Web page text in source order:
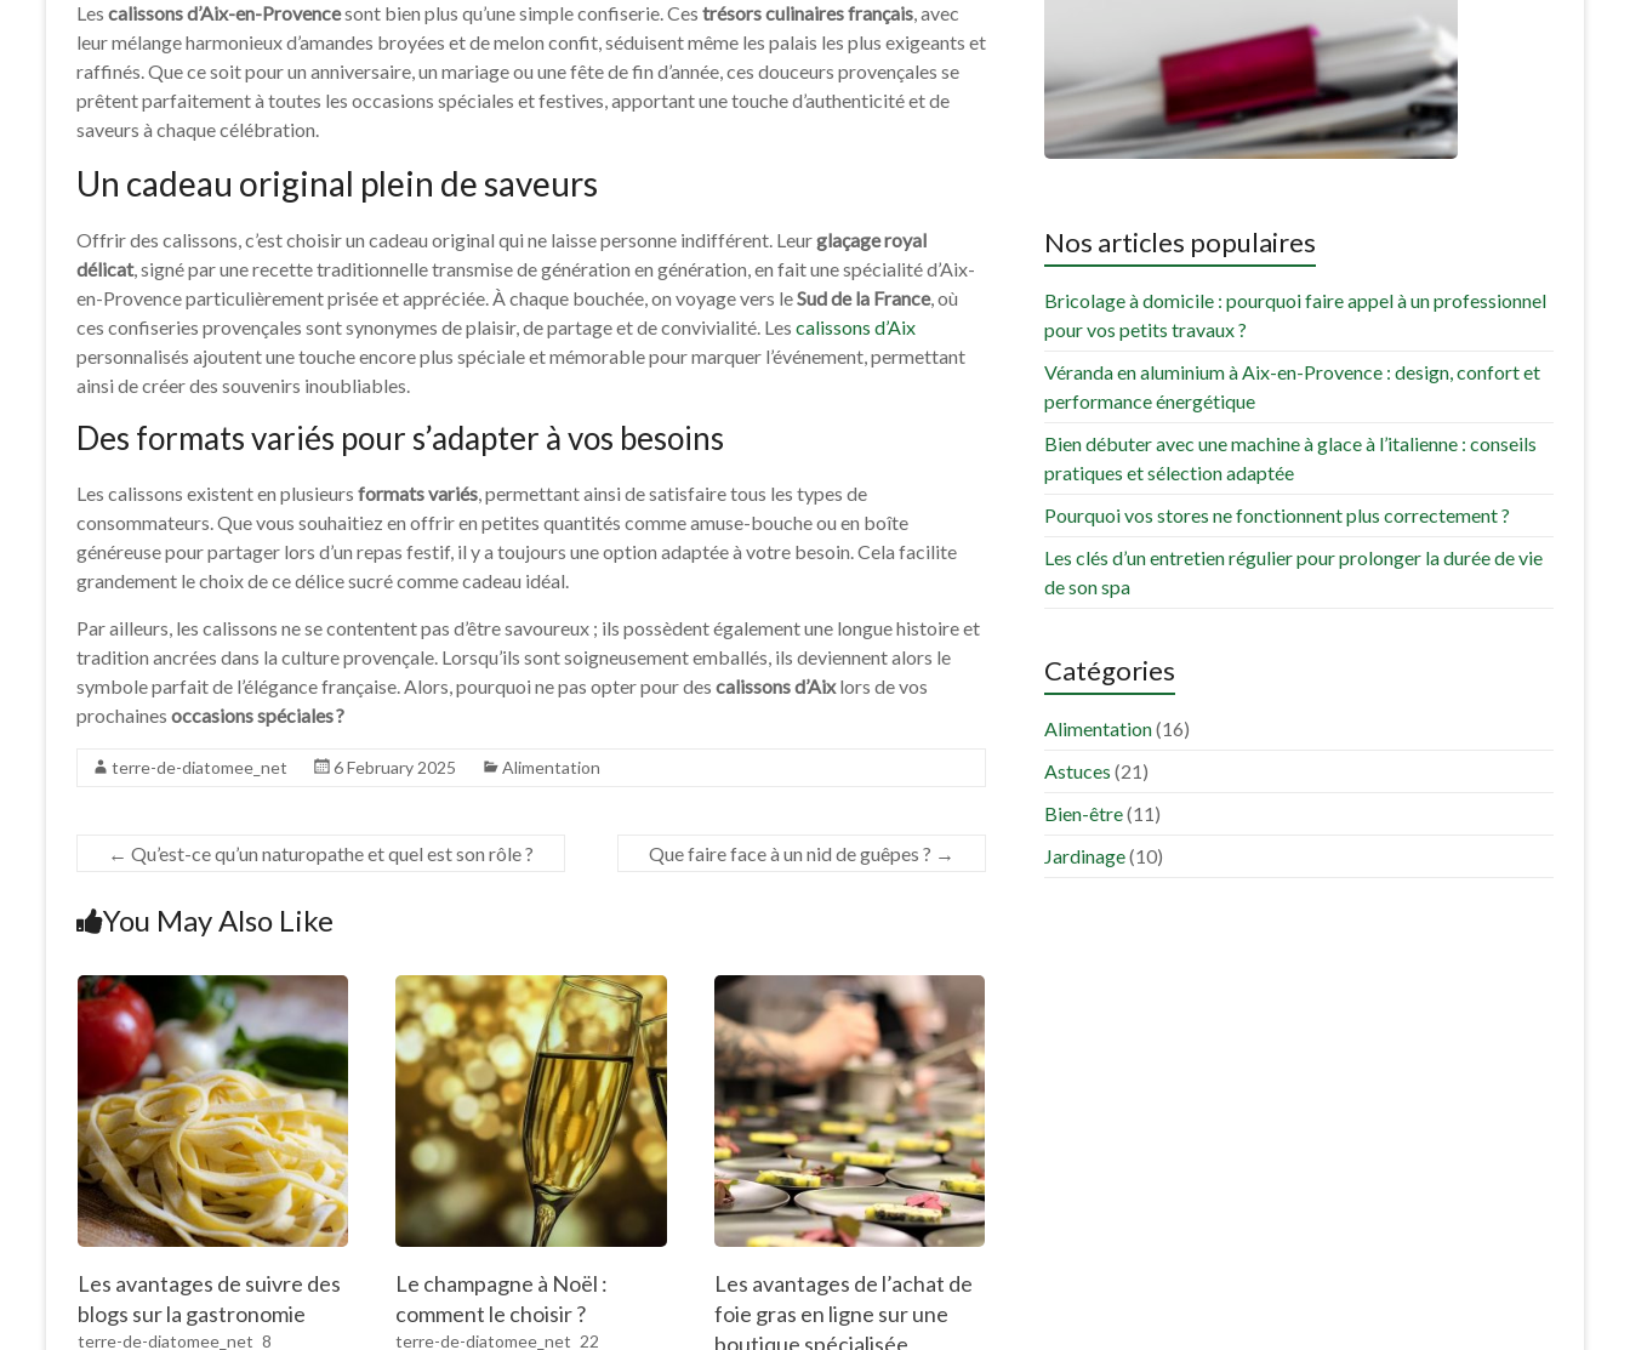
Les calissons d’Aix-en-Provencesont bien plus qu’une simple confiserie. Ces trésors culinaires français, avec
leur mélange harmonieux d’amandes broyées et de melon confit, séduisent même les palais les plus exigeants et
raffinés. Que ce soit pour un anniversaire, un mariage ou une fête de fin d’année, ces douceurs provençales se
prêtent parfaitement à toutes les occasions spéciales et festives, apportant une touche d’authenticité et de
saveurs à chaque célébration.
Un cadeau original plein de saveurs
Offrir des calissons, c’est choisir un cadeau original qui ne laisse personne indifférent. Leurglaçage royal
délicat, signé par une recette traditionnelle transmise de génération en génération, en fait une spécialité d’Aix-
en-Provence particulièrement prisée et appréciée. À chaque bouchée, on voyage vers leSud de la France, où
ces confiseries provençales sont synonymes de plaisir, de partage et de convivialité. Les calissons d’Aix
personnalisés ajoutent une touche encore plus spéciale et mémorable pour marquer l’événement, permettant
ainsi de créer des souvenirs inoubliables.
Des formats variés pour s’adapter à vos besoins
Les calissons existent en plusieurs formats variés, permettant ainsi de satisfaire tous les types de
consommateurs. Que vous souhaitiez en offrir en petites quantités comme amuse-bouche ou en boîte
généreuse pour partager lors d’un repas festif, il y a toujours une option adaptée à votre besoin. Cela facilite
grandement le choix de ce délice sucré comme cadeau idéal.
Par ailleurs, les calissons ne se contentent pas d’être savoureux ; ils possèdent également une longue histoire et
tradition ancrées dans la culture provençale. Lorsqu’ils sont soigneusement emballés, ils deviennent alors le
symbole parfait de l’élégance française. Alors, pourquoi ne pas opter pour des calissons d’Aixlors de vos
prochaines occasions spéciales ?
terre-de-diatomee_net 6 February 2025 Alimentation
← Qu’est-ce qu’un naturopathe et quel est son rôle ? Que faire face à un nid de guêpes ? →
You May Also Like
Les avantages de suivre des
blogs sur la gastronomie
terre-de-diatomee_net 8
Le champagne à Noël :
comment le choisir ?
terre-de-diatomee_net 22
Les avantages de l’achat de
foie gras en ligne sur une
boutique spécialisée
Nos articles populaires
Bricolage à domicile : pourquoi faire appel à un professionnel
pour vos petits travaux ?
Véranda en aluminium à Aix-en-Provence : design, confort et
performance énergétique
Bien débuter avec une machine à glace à l’italienne : conseils
pratiques et sélection adaptée
Pourquoi vos stores ne fonctionnent plus correctement ?
Les clés d’un entretien régulier pour prolonger la durée de vie
de son spa
Catégories
Alimentation(16)
Astuces (21)
Bien-être(11)
Jardinage(10)